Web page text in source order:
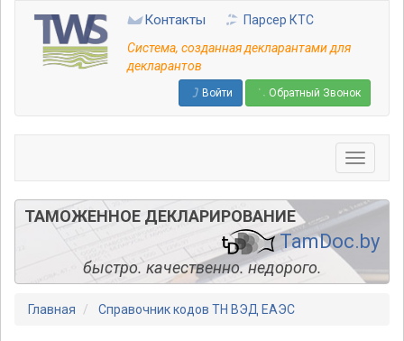
основному
содержанию
Контакты
Парсер КТС
Система, созданная декларантами для
декларантов
Войти Обратный Звонок
ТАМОЖЕННОЕ ДЕКЛАРИРОВАНИЕ
TamDoc.by
быстро. качественно. недорого.
Главная Справочник кодов ТН ВЭД ЕАЭС